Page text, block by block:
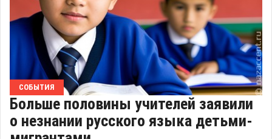
СОБЫТИЯ
Больше половины учителей заявили
о незнании русского языка детьми-